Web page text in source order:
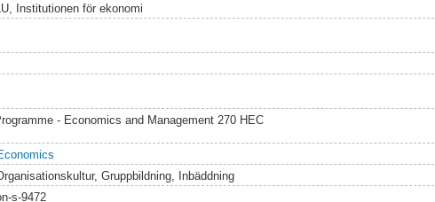
Institutionen för ekonomi
- Economics and Management 270 HEC
Gruppbildning, Inbäddning
s-9472